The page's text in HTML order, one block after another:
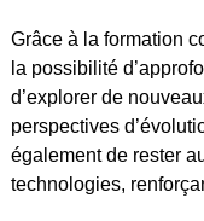
Grâce à la formation
la possibilité
d’explorer de
perspectives
également de rester
technologies,